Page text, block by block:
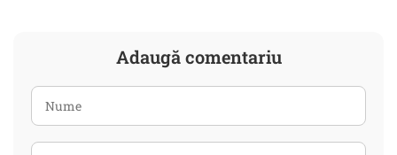
Adaugă comentariu